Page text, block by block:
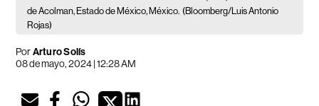
de Acolman, Estado de México, México. (Bloomberg/Luis Antonio
Rojas)
PorArturo Solís
08 de mayo, 2024 | 12:28 AM